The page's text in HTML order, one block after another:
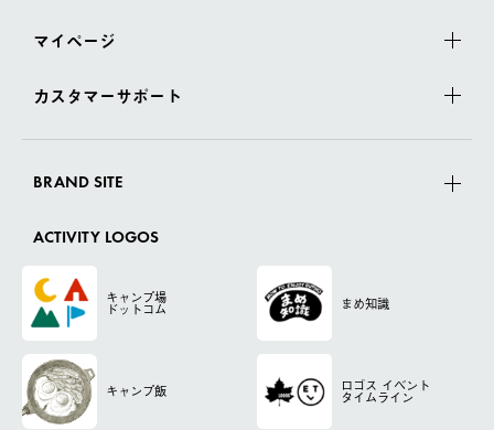
マイページ
カスタマーサポート
BRAND SITE
ACTIVITY LOGOS
キャンプ場
ドットコム まめ知識
キャンプ飯 ロゴス イベント
タイムライン